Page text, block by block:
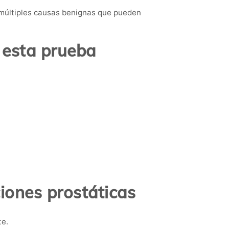
causas benignas que pueden
prueba
prostáticas